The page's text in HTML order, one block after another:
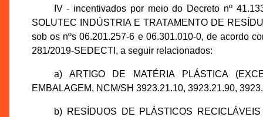
IV - incentivados por meio do Decreto nº
SOLUTEC INDÚSTRIA E TRATAMENTO DE
sob os nºs 06.201.257-6 e 06.301.010-0, de acordo
281/2019-SEDECTI, a seguir relacionados:
a) ARTIGO DE MATÉRIA PLÁSTICA
EMBALAGEM, NCM/SH 3923.21.10, 3923.21.90,
b) RESÍDUOS DE PLÁSTICOS